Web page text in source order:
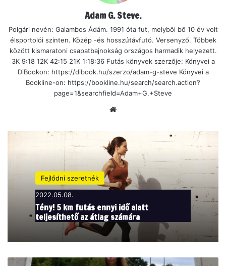
Adam G. Steve.
Polgári nevén: Galambos Ádám. 1991 óta fut, melyből bő 10 év volt
élsportolói szinten. Közép -és hosszútávfutó. Versenyző. Többek
között kismaratoni csapatbajnokság országos harmadik helyezett.
3K 9:18 12K 42:15 21K 1:18:36 Futás könyvek szerzője: Könyvei a
DiBookon: https://dibook.hu/szerzo/adam-g-steve Könyvei a
Bookline-on: https://bookline.hu/search/search.action?
page=1&searchfield=Adam+G.+Steve
Fejlődni szeretnék
2022.05.08.
Tény! 5 km futás ennyi idő alatt
teljesíthető az átlag számára